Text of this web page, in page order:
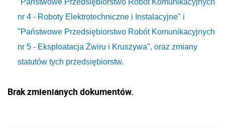
"Państwowe Przedsiębiorstwo Robót Komunikacyjnych
nr 4 - Roboty Elektrotechniczne i Instalacyjne" i
"Państwowe Przedsiębiorstwo Robót Komunikacyjnych
nr 5 - Eksploatacja Żwiru i Kruszywa", oraz zmiany
statutów tych przedsiębiorstw.
Brak zmienianych dokumentów.